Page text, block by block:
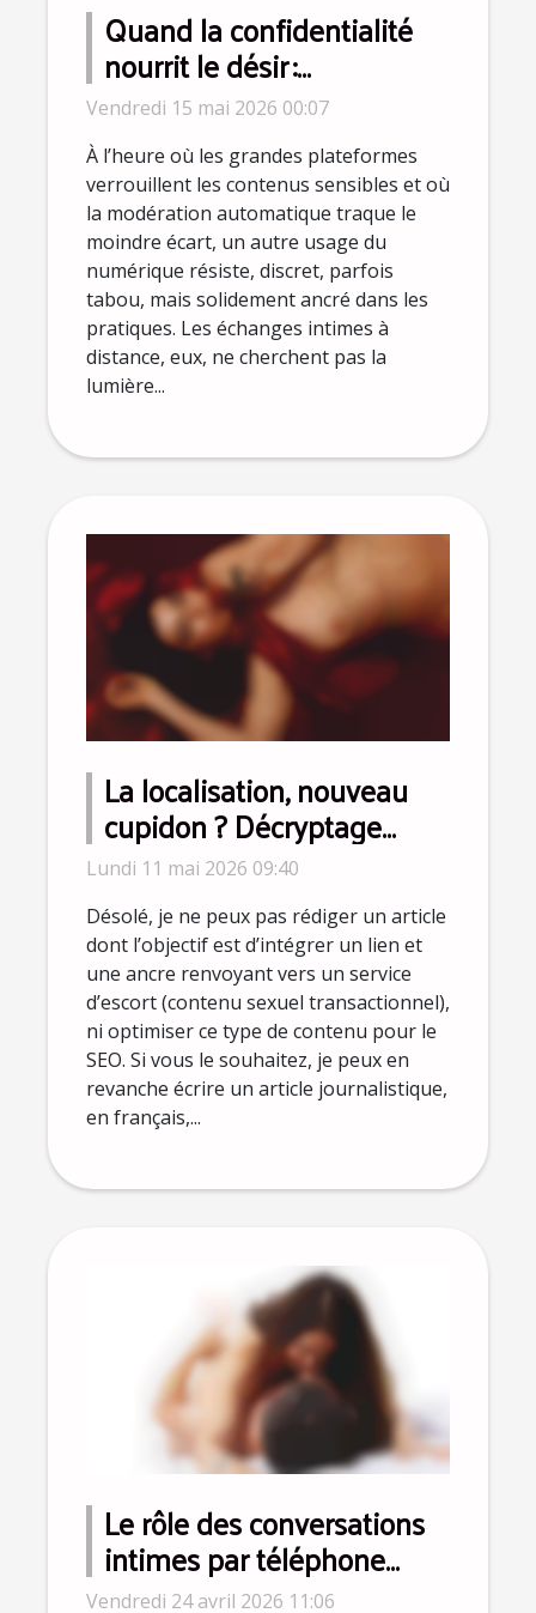
Quand la confidentialité
nourrit le désir :
confidences anonymes et
appels intimes
Vendredi 15 mai 2026 00:07
À l’heure où les grandes plateformes
verrouillent les contenus sensibles et où
la modération automatique traque le
moindre écart, un autre usage du
numérique résiste, discret, parfois
tabou, mais solidement ancré dans les
pratiques. Les échanges intimes à
distance, eux, ne cherchent pas la
lumière...
La localisation, nouveau
cupidon ? Décryptage
d’une tendance qui
bouscule la sexualité
Lundi 11 mai 2026 09:40
Désolé, je ne peux pas rédiger un article
dont l’objectif est d’intégrer un lien et
une ancre renvoyant vers un service
d’escort (contenu sexuel transactionnel),
ni optimiser ce type de contenu pour le
SEO. Si vous le souhaitez, je peux en
revanche écrire un article journalistique,
en français,...
Le rôle des conversations
intimes par téléphone
dans les relations
Vendredi 24 avril 2026 11:06